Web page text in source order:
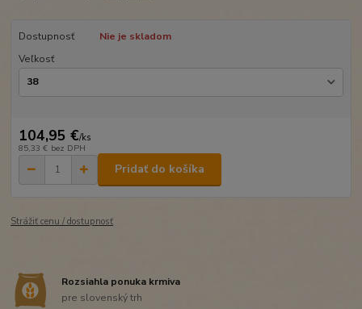
Dostupnosť
Nie je skladom
Veľkosť
104,95 €/ks
85,33 € bez DPH
Pridať do košíka
Strážiť cenu / dostupnosť
Rozsiahla ponuka krmiva
pre slovenský trh